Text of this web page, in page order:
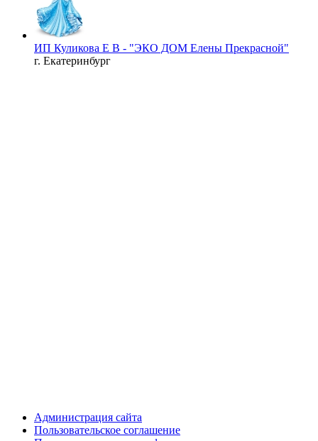
ИП Куликова Е В - "ЭКО ДОМ Елены Прекрасной"
г. Екатеринбург
Администрация сайта
Пользовательское соглашение